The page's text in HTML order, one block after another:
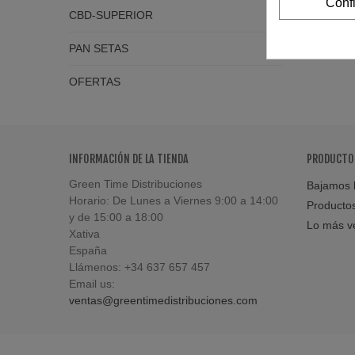
CBD-SUPERIOR
PAN SETAS
OFERTAS
INFORMACIÓN DE LA TIENDA
Green Time Distribuciones
Horario: De Lunes a Viernes 9:00 a 14:00
y de 15:00 a 18:00
Xativa
España
Llámenos: +34 637 657 457
Email us:
ventas@greentimedistribuciones.com
Bajamos
Lo más